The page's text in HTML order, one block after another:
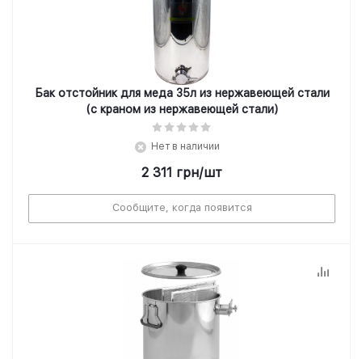
Бак отстойник для меда 35л из нержавеющей стали
(с краном из нержавеющей стали)
Нет в наличии
2 311 грн/шт
Сообщите, когда появится